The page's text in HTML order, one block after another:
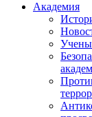
Академия